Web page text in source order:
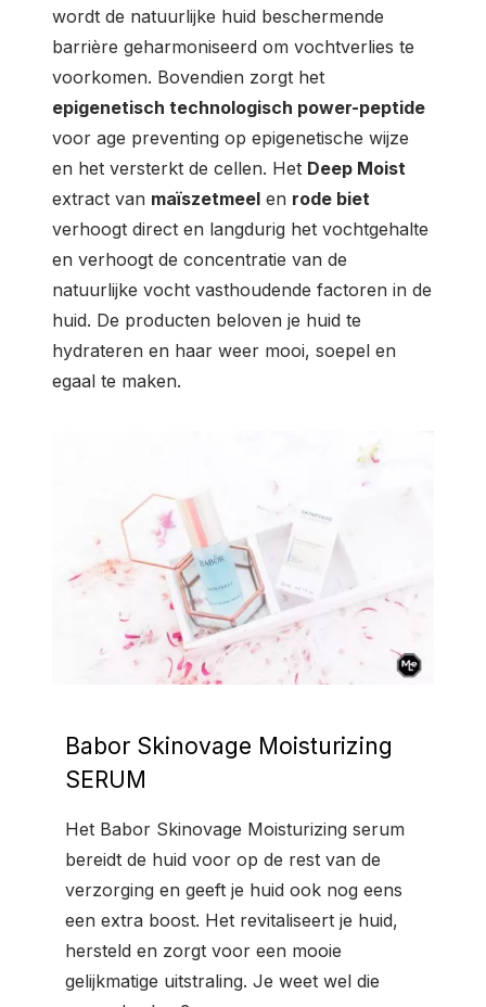
wordt de natuurlijke huid beschermende
barrière geharmoniseerd om vochtverlies te
voorkomen. Bovendien zorgt het
epigenetisch technologisch power-peptide
voor age preventing op epigenetische wijze
en het versterkt de cellen. Het Deep Moist
extract van maïszetmeel en rode biet
verhoogt direct en langdurig het vochtgehalte
en verhoogt de concentratie van de
natuurlijke vocht vasthoudende factoren in de
huid. De producten beloven je huid te
hydrateren en haar weer mooi, soepel en
egaal te maken.
Babor Skinovage Moisturizing
SERUM
Het Babor Skinovage Moisturizing serum
bereidt de huid voor op de rest van de
verzorging en geeft je huid ook nog eens
een extra boost. Het revitaliseert je huid,
hersteld en zorgt voor een mooie
gelijkmatige uitstraling. Je weet wel die